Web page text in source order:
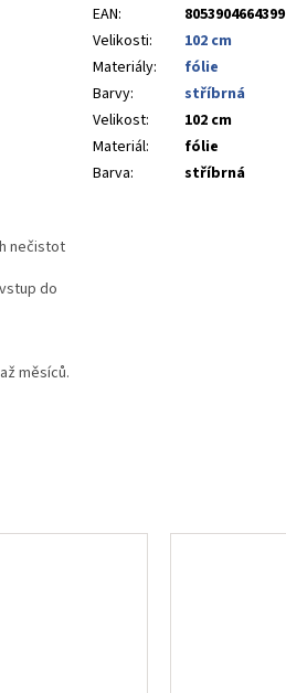
nečistot
do
měsíců.
EAN:
8053904664399
Velikosti:
102 cm
Materiály:
fólie
Barvy:
stříbrná
Velikost:
102 cm
Materiál:
fólie
Barva: stříbrná